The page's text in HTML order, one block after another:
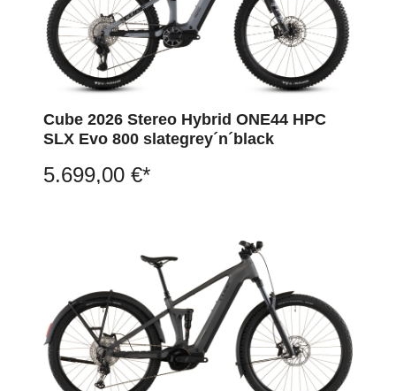
Cube 2026 Stereo Hybrid ONE44 HPC
SLX Evo 800 slategrey´n´black
5.699,00 €*